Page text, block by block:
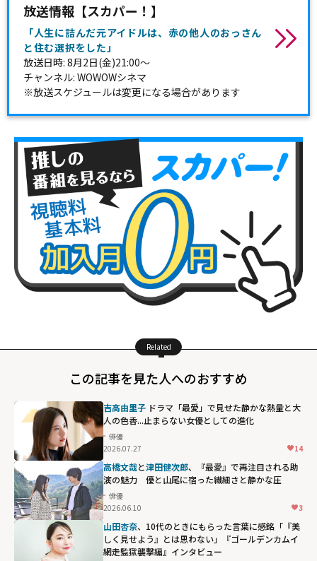
放送情報【スカパー！】
「人生に詰んだ元アイドルは、赤の他人のおっさん
と住む選択をした」
放送日時: 8月2日(金)21:00～
チャンネル: WOWOWシネマ
※放送スケジュールは変更になる場合があります
Related
この記事を見た人へのおすすめ
吉高由里子 ドラマ「最愛」で見せた静かな熱量と大
人の色香...止まらない女優としての進化
俳優
2026.07.27
14
高橋文哉と津田健次郎、『最愛』で再注目される助
演の魅力 優と山尾に宿った繊細さと静かな圧
俳優
2026.06.10
3
山田杏奈、10代のときにもらった言葉に感銘「『美
しく見せよう』とは思わない」『ゴールデンカムイ
網走監獄襲撃編』インタビュー